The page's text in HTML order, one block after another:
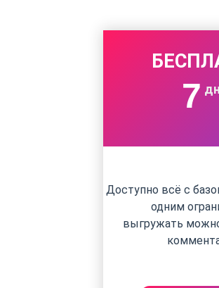
7
Доступно всё с
одним
выгружать